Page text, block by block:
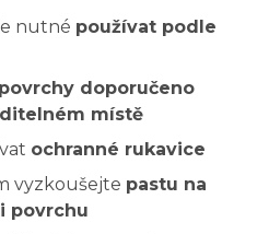
nutné používat podle
doporučeno
místě
ochranné rukavice
vyzkoušejte pastu na
povrchu